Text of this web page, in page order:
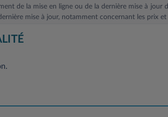
de la mise en ligne ou de la dernière mise à jour
mise à jour, notamment concernant les prix
des données à caractère personnel, vous
l’ensemble de vos données. Si vous
Service Clientèle, 2/10 Boulevard de l'Europe, CS